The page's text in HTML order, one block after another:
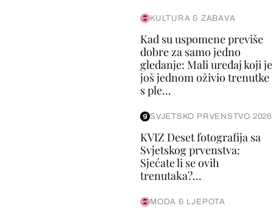
KULTURA & ZABAVA
Kad su uspomene previše
dobre za samo jedno
gledanje: Mali uređaj koji je
još jednom oživio trenutke
s ple...
SVJETSKO PRVENSTVO 2026
KVIZ Deset fotografija sa
Svjetskog prvenstva:
Sjećate li se ovih
trenutaka?...
MODA & LJEPOTA